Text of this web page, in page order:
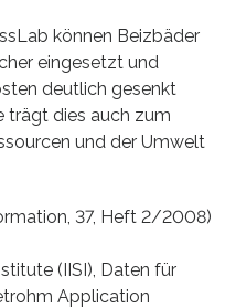
können Beizbäder
eingesetzt und
deutlich gesenkt
trägt dies auch zum
und der Umwelt
37, Heft 2/2008)
(IISI), Daten für
Application